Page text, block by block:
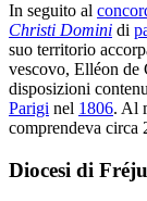
In seguito al
Christi Domini di
suo territorio
vescovo, Elléon de
disposizioni
Parigi nel 1806. Al
comprendeva circa
Diocesi di